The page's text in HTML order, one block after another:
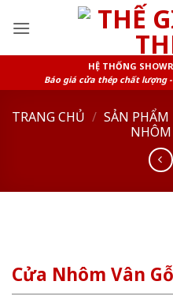
HỆ THỐNG
Báo giá cửa thép chất lượng -
TRANG CHỦ / SẢN PHẨM
NHÔM
Cửa Nhôm Vân